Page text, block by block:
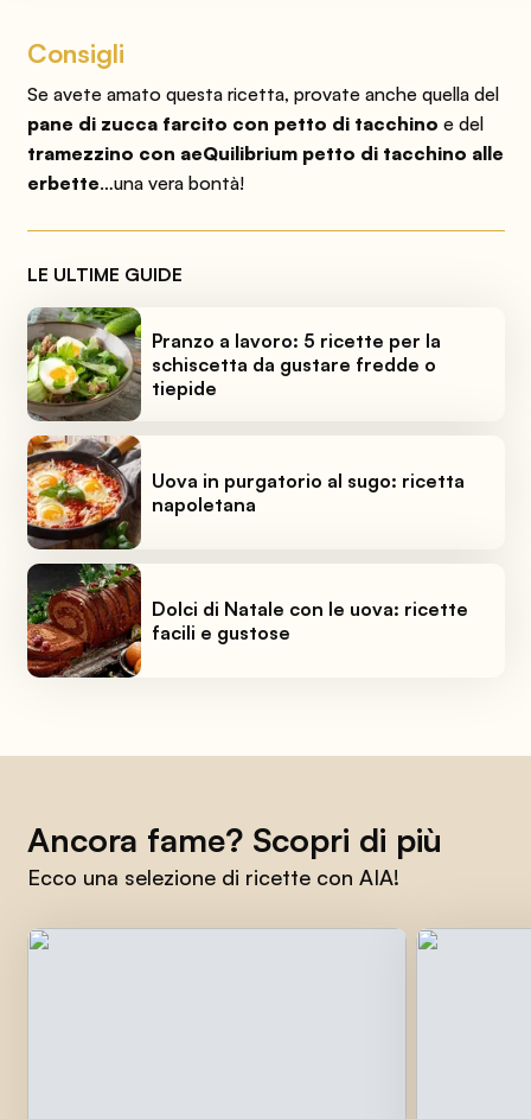
Consigli
Se avete amato questa ricetta, provate anche quella del
pane di zucca farcito con petto di tacchino e del
tramezzino con aeQuilibrium petto di tacchino alle
erbette…una vera bontà!
LE ULTIME GUIDE
Pranzo a lavoro: 5 ricette per la
schiscetta da gustare fredde o
tiepide
Uova in purgatorio al sugo: ricetta
napoletana
Dolci di Natale con le uova: ricette
facili e gustose
Ancora fame? Scopri di più
Ecco una selezione di ricette con AIA!